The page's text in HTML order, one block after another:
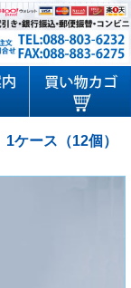
ケース（12個）